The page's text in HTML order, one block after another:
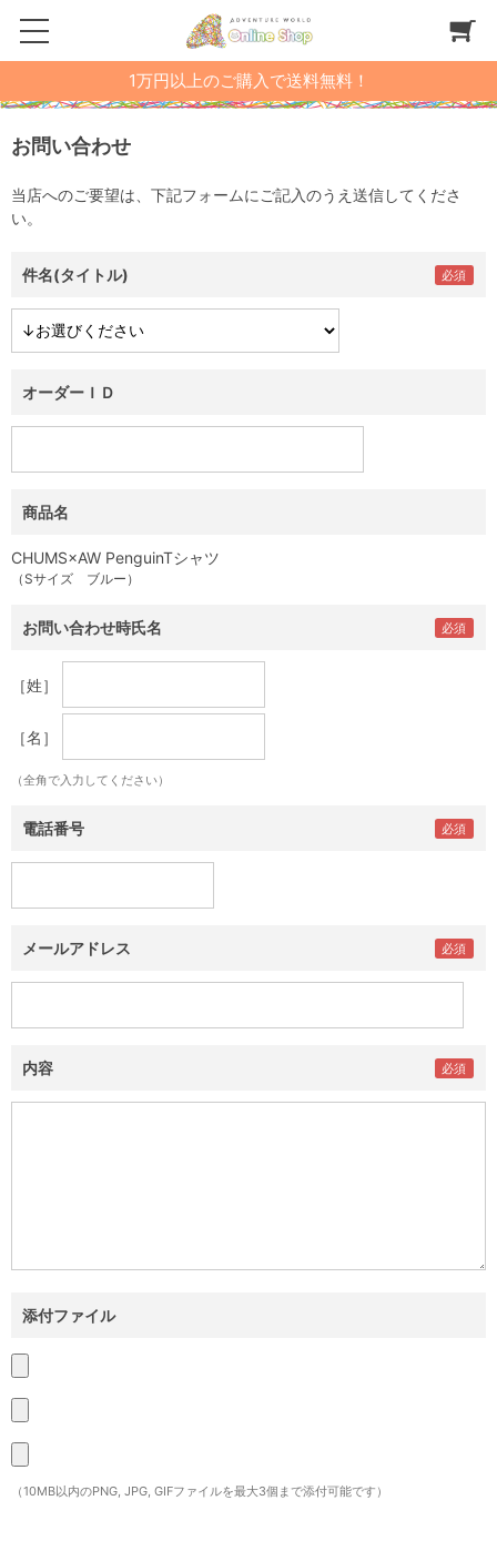
1万円以上のご購入で送料無料！
お問い合わせ
当店へのご要望は、下記フォームにご記入のうえ送信してくださ
い。
件名(タイトル)
オーダーＩＤ
商品名
CHUMS×AW PenguinTシャツ
（Sサイズ ブルー）
お問い合わせ時氏名
［姓］
［名］
（全角で入力してください）
電話番号
メールアドレス
内容
添付ファイル
（10MB以内のPNG, JPG, GIFファイルを最大3個まで添付可能です）